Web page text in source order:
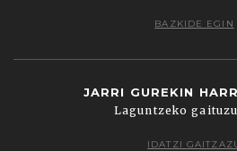
BAZKIDE EGIN
JARRI GUREKIN
Laguntzeko
IDATZI